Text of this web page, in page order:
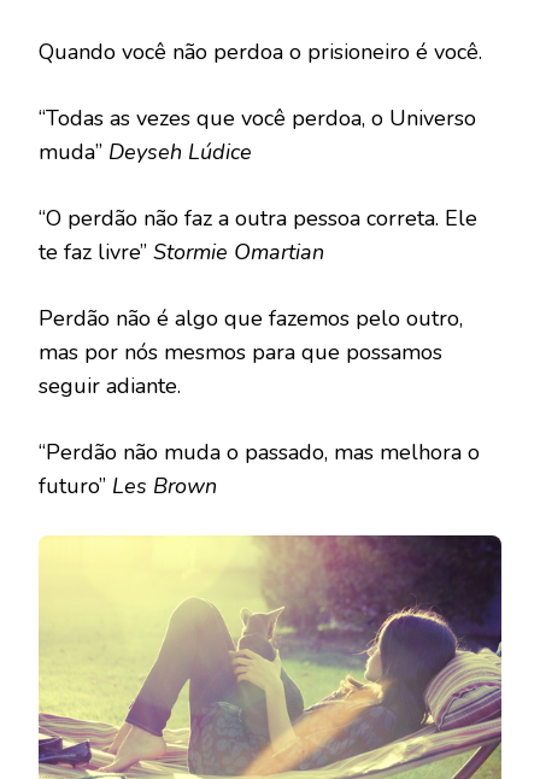
Quando você não perdoa o prisioneiro é você.
“Todas as vezes que você perdoa, o Universo
muda” Deyseh Lúdice
“O perdão não faz a outra pessoa correta. Ele
te faz livre” Stormie Omartian
Perdão não é algo que fazemos pelo outro,
mas por nós mesmos para que possamos
seguir adiante.
“Perdão não muda o passado, mas melhora o
futuro” Les Brown